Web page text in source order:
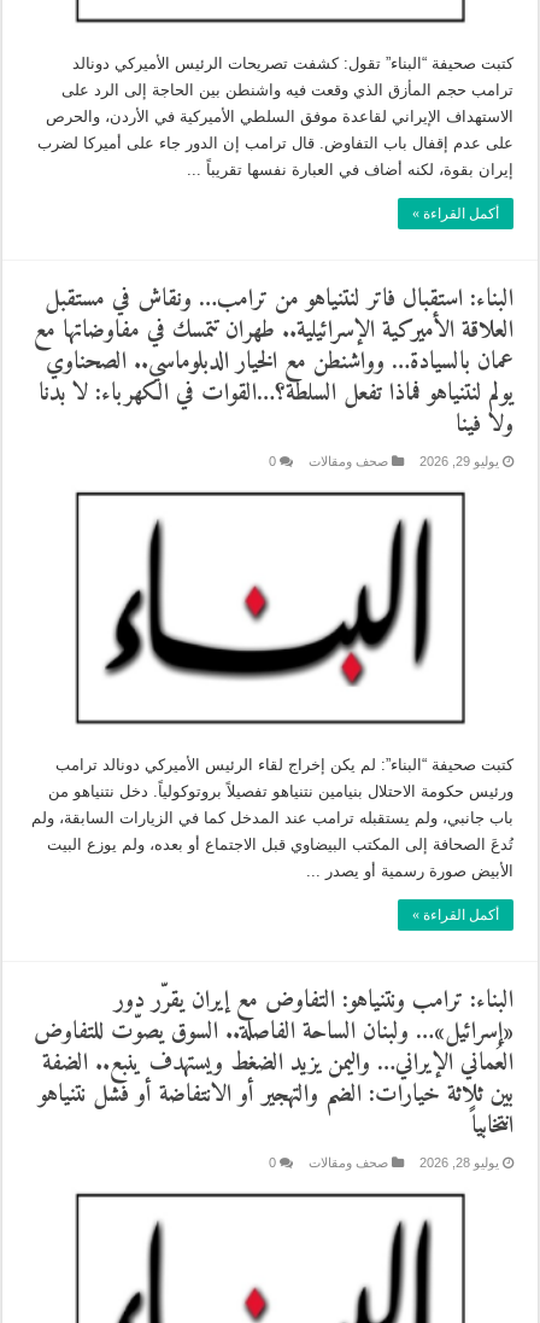
كتبت صحيفة “البناء” تقول: كشفت تصريحات الرئيس الأميركي دونالد
ترامب حجم المأزق الذي وقعت فيه واشنطن بين الحاجة إلى الرد على
الاستهداف الإيراني لقاعدة موفق السلطي الأميركية في الأردن، والحرص
على عدم إقفال باب التفاوض. قال ترامب إن الدور جاء على أميركا لضرب
إيران بقوة، لكنه أضاف في العبارة نفسها تقريباً ...
أكمل القراءة »
البناء: استقبال فاتر لنتنياهو من ترامب… ونقاش في مستقبل
العلاقة الأميركية الإسرائيلية.. طهران تتمسك في مفاوضاتها مع
عمان بالسيادة… وواشنطن مع الخيار الدبلوماسي.. الصحناوي
يولم لنتنياهو فماذا تفعل السلطة؟…القوات في الكهرباء: لا بدنا
ولا فينا
يوليو 29, 2026 صحف ومقالات 0
كتبت صحيفة “البناء”: لم يكن إخراج لقاء الرئيس الأميركي دونالد ترامب
ورئيس حكومة الاحتلال بنيامين نتنياهو تفصيلاً بروتوكولياً. دخل نتنياهو من
باب جانبي، ولم يستقبله ترامب عند المدخل كما في الزيارات السابقة، ولم
تُدعَ الصحافة إلى المكتب البيضاوي قبل الاجتماع أو بعده، ولم يوزع البيت
الأبيض صورة رسمية أو يصدر ...
أكمل القراءة »
البناء: ترامب ونتنياهو: التفاوض مع إيران يقرّر دور
«إسرائيل»… ولبنان الساحة الفاصلة.. السوق يصوّت للتفاوض
العُماني الإيراني… واليمن يزيد الضغط ويستهدف ينبع.. الضفة
بين ثلاثة خيارات: الضم والتهجير أو الانتفاضة أو فشل نتنياهو
انتخابياً
يوليو 28, 2026 صحف ومقالات 0